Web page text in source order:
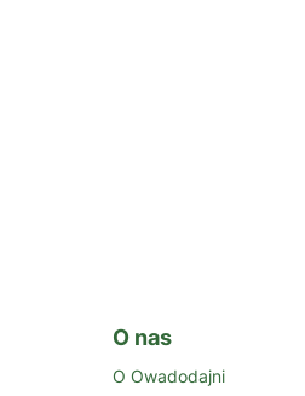
O nas
O Owadodajni